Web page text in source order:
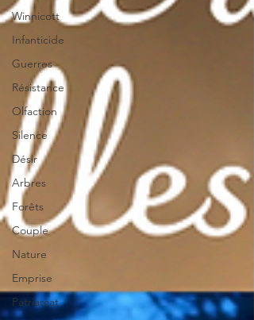
Winnicott
Infanticide
Guerres
Résistance
Olfaction
Silence
Désir
Arbres
Forêts
Couple
Nature
Emprise
Patriarcat